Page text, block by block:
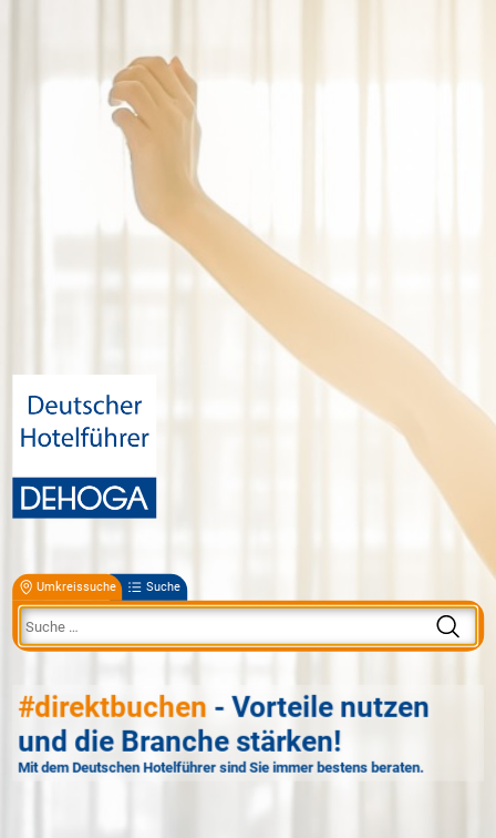
Umkreissuche Suche
#direktbuchen - Vorteile nutzen
und die Branche stärken!
Mit dem Deutschen Hotelführer sind Sie immer bestens beraten.